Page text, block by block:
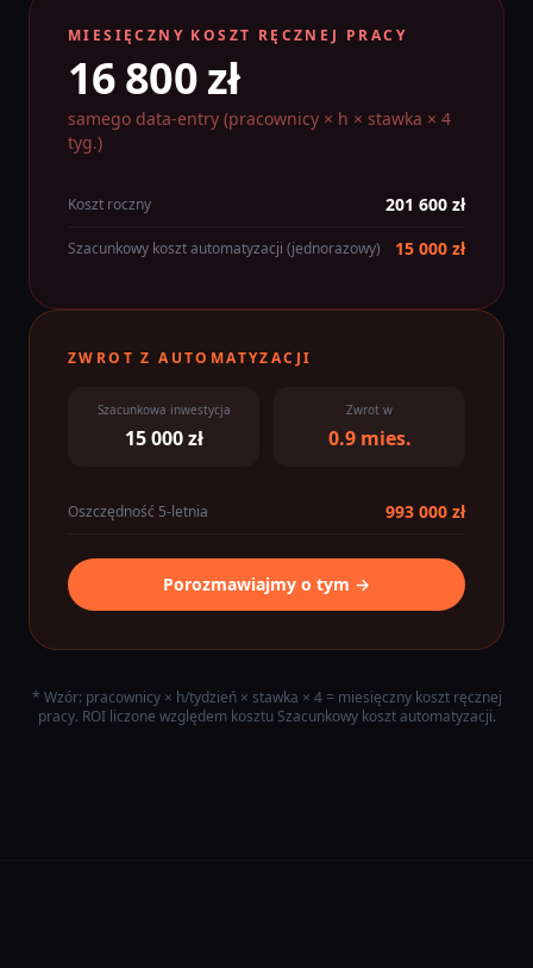
MIESIĘCZNY KOSZT RĘCZNEJ PRACY
16 800 zł
samego data-entry (pracownicy × h × stawka × 4
tyg.)
Koszt roczny 201 600 zł
Szacunkowy koszt automatyzacji (jednorazowy) 15 000 zł
ZWROT Z AUTOMATYZACJI
Szacunkowa inwestycja
15 000 zł
Zwrot w
0.9 mies.
Oszczędność 5-letnia 993 000 zł
Porozmawiajmy o tym →
* Wzór: pracownicy × h/tydzień × stawka × 4 = miesięczny koszt ręcznej
pracy. ROI liczone względem kosztu Szacunkowy koszt automatyzacji.